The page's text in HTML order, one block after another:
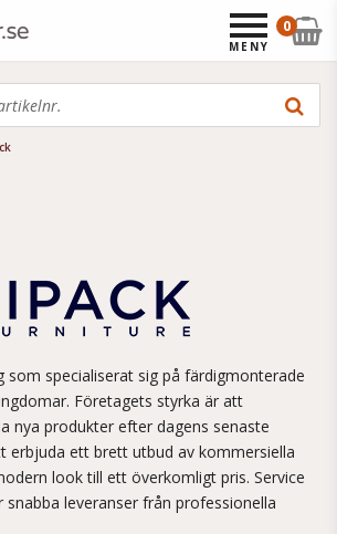
som specialiserat sig på färdigmonterade
Företagets styrka är att
nya produkter efter dagens senaste
erbjuda ett brett utbud av kommersiella
look till ett överkomligt pris. Service
snabba leveranser från professionella
0
MENY